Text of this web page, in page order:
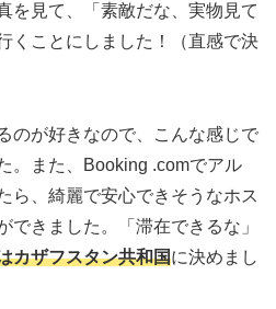
を見て、「素敵だな、実物見て
くことにしました！（直感で決
のが好きなので、こんな感じで
。また、Booking .comでアル
ら、綺麗で安心できそうなホス
できました。「滞在できるな」
カザフスタン共和国に決めまし